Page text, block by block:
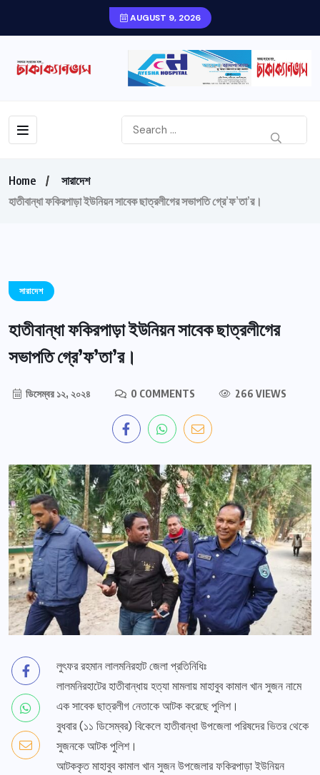
AUGUST 9, 2026
Home
সারাদেশ
হাতীবান্ধা ফকিরপাড়া ইউনিয়ন সাবেক ছাত্রলীগের সভাপতি গ্রে’ফ’তা’র।
সারাদেশ
হাতীবান্ধা ফকিরপাড়া ইউনিয়ন সাবেক ছাত্রলীগের
সভাপতি গ্রে’ফ’তা’র।
ডিসেম্বর ১২, ২০২৪ 0 COMMENTS 266 VIEWS
লুৎফর রহমান লালমনিরহাট জেলা প্রতিনিধিঃ
লালমনিরহাটের হাতীবান্ধায় হত্যা মামলায় মাহাবুব কামাল খান সুজন নামে
এক সাবেক ছাত্রলীগ নেতাকে আটক করেছে পুলিশ।
বুধবার (১১ ডিসেম্বর) বিকেলে হাতীবান্ধা উপজেলা পরিষদের ভিতর থেকে
সুজনকে আটক পুলিশ।
আটককৃত মাহাবুব কামাল খান সুজন উপজেলার ফকিরপাড়া ইউনিয়ন